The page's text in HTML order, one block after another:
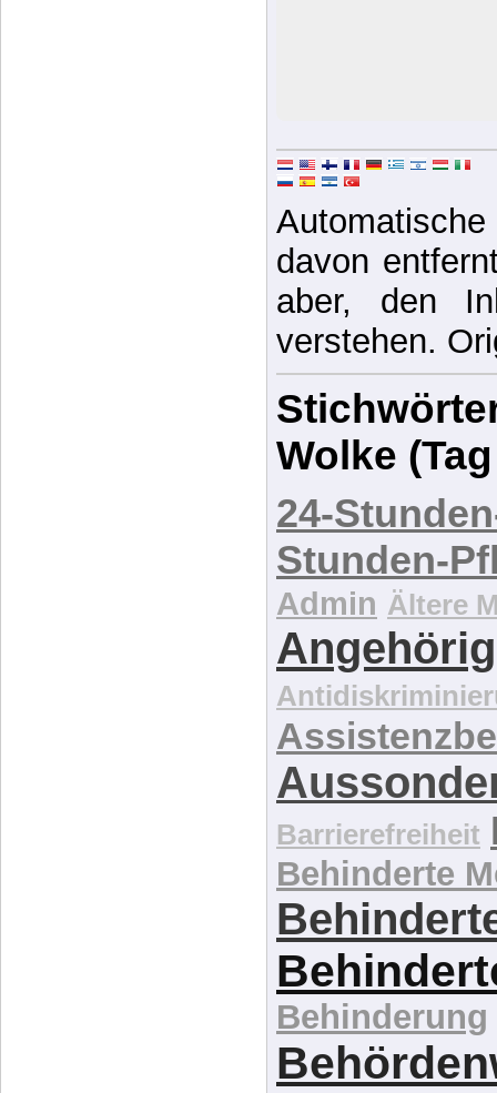
davon
aber, den
verstehen.
Wolke
24-
Stunden-
Admin Ältere
Barrierefreiheit
Behinderte
Behinderung